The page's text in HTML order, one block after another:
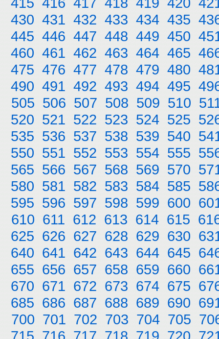
430 431 432 433 434 435
445 446 447 448 449 450
460 461 462 463 464 465
475 476 477 478 479 480
490 491 492 493 494 495
505 506 507 508 509 510
520 521 522 523 524 525
535 536 537 538 539 540
550 551 552 553 554 555
565 566 567 568 569 570
580 581 582 583 584 585
595 596 597 598 599 600
610 611 612 613 614 615
625 626 627 628 629 630
640 641 642 643 644 645
655 656 657 658 659 660
670 671 672 673 674 675
685 686 687 688 689 690
700 701 702 703 704 705